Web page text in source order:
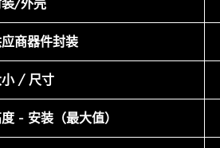
/外壳
商器件封装
小 / 尺寸
- 安装（最大值）